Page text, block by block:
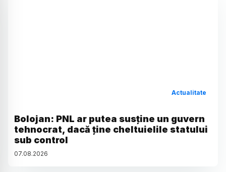
Actualitate
Bolojan: PNL ar putea susține un guvern
tehnocrat, dacă ține cheltuielile statului
sub control
07.08.2026